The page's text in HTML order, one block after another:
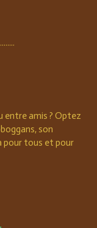
entre amis ? Optez
son
pour tous et pour